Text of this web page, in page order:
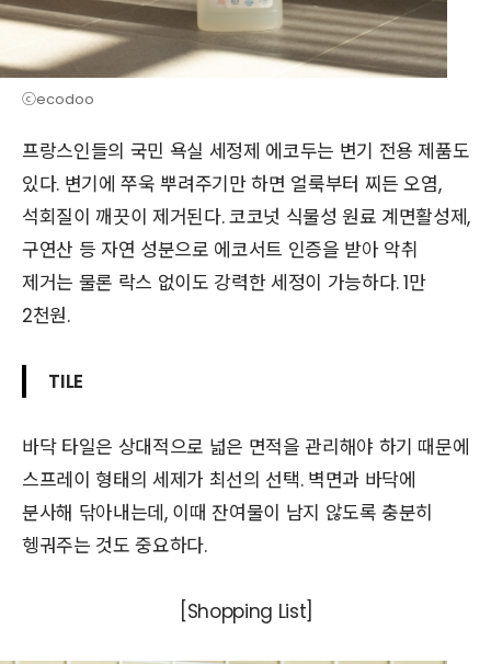
ⓒecodoo
프랑스인들의 국민 욕실 세정제 에코두는 변기 전용 제품도
있다. 변기에 쭈욱 뿌려주기만 하면 얼룩부터 찌든 오염,
석회질이 깨끗이 제거된다. 코코넛 식물성 원료 계면활성제,
구연산 등 자연 성분으로 에코서트 인증을 받아 악취
제거는 물론 락스 없이도 강력한 세정이 가능하다. 1만
2천원.
TILE
바닥 타일은 상대적으로 넓은 면적을 관리해야 하기 때문에
스프레이 형태의 세제가 최선의 선택. 벽면과 바닥에
분사해 닦아내는데, 이때 잔여물이 남지 않도록 충분히
헹궈주는 것도 중요하다.
[Shopping List]